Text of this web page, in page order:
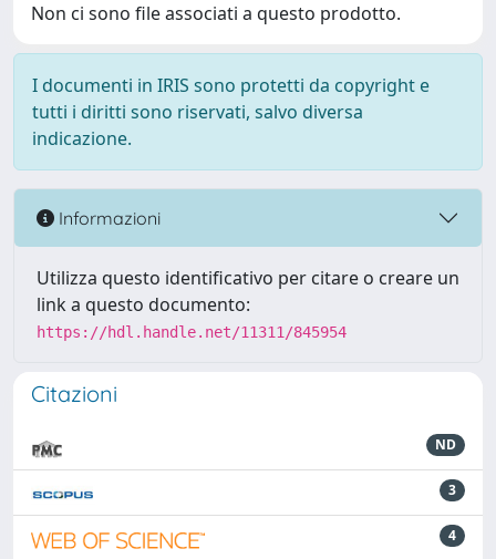
Non ci sono file associati a questo prodotto.
I documenti in IRIS sono protetti da copyright e
tutti i diritti sono riservati, salvo diversa
indicazione.
Informazioni
Utilizza questo identificativo per citare o creare un
link a questo documento:
https://hdl.handle.net/11311/845954
Citazioni
ND
3
4